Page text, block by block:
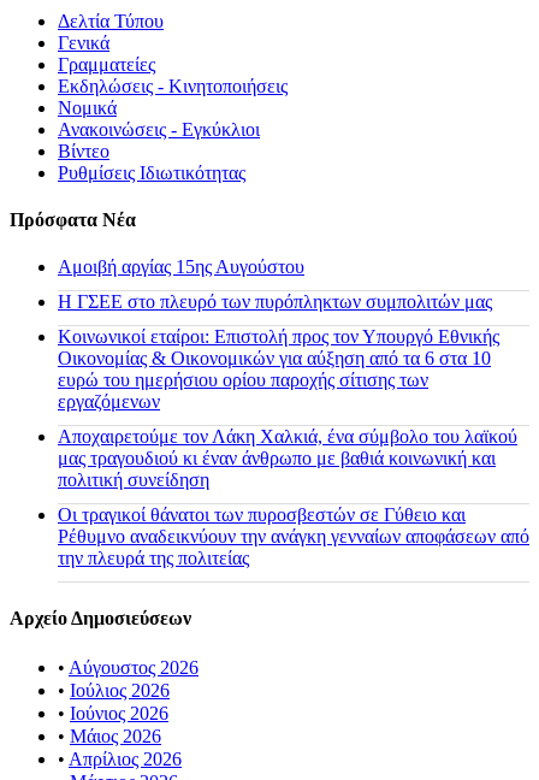
Δελτία Τύπου
Γενικά
Γραμματείες
Εκδηλώσεις - Κινητοποιήσεις
Νομικά
Ανακοινώσεις - Εγκύκλιοι
Βίντεο
Ρυθμίσεις Ιδιωτικότητας
Πρόσφατα Νέα
Αμοιβή αργίας 15ης Αυγούστου
H ΓΣΕΕ στο πλευρό των πυρόπληκτων συμπολιτών μας
Κοινωνικοί εταίροι: Επιστολή προς τον Υπουργό Εθνικής
Οικονομίας & Οικονομικών για αύξηση από τα 6 στα 10
ευρώ του ημερήσιου ορίου παροχής σίτισης των
εργαζόμενων
Αποχαιρετούμε τον Λάκη Χαλκιά, ένα σύμβολο του λαϊκού
μας τραγουδιού κι έναν άνθρωπο με βαθιά κοινωνική και
πολιτική συνείδηση
Οι τραγικοί θάνατοι των πυροσβεστών σε Γύθειο και
Ρέθυμνο αναδεικνύουν την ανάγκη γενναίων αποφάσεων από
την πλευρά της πολιτείας
Αρχείο Δημοσιεύσεων
• Αύγουστος 2026
• Ιούλιος 2026
• Ιούνιος 2026
• Μάιος 2026
• Απρίλιος 2026